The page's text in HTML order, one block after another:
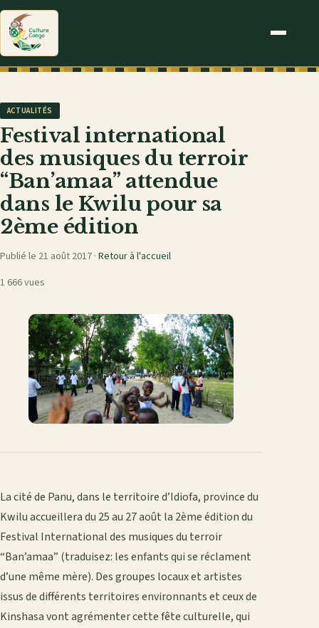
ACTUALITÉS
Festival international
des musiques du terroir
“Ban’amaa” attendue
dans le Kwilu pour sa
2ème édition
Publié le 21 août 2017 · Retour à l'accueil
1 666 vues
La cité de Panu, dans le territoire d’Idiofa, province du
Kwilu accueillera du 25 au 27 août la 2ème édition du
Festival International des musiques du terroir
“Ban’amaa” (traduisez: les enfants qui se réclament
d’une même mère). Des groupes locaux et artistes
issus de différents territoires environnants et ceux de
Kinshasa vont agrémenter cette fête culturelle, qui